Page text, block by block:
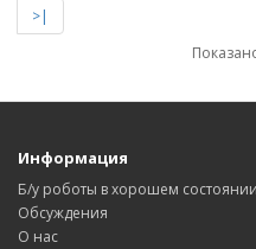
>|
Информация
Б/у роботы в хорошем состоянии
Обсуждения
О нас